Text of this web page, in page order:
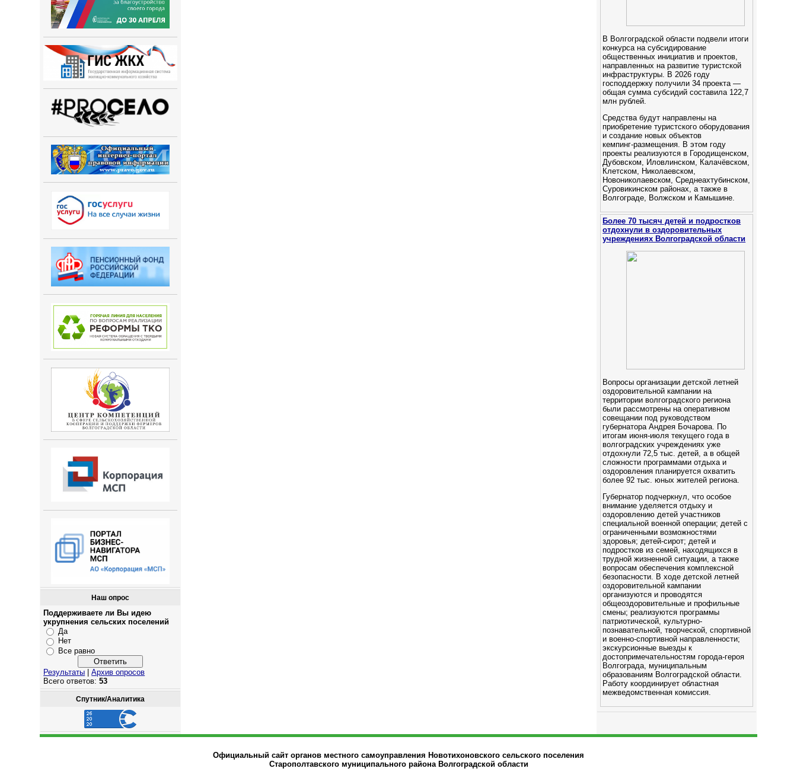
Наш опрос
Поддерживаете ли Вы идею
укрупнения сельских поселений
Да
Нет
Все равно
Результаты |Архив опросов
Всего ответов:53
Спутник/Аналитика
В Волгоградской области подвели итоги
конкурса на субсидирование
общественных инициатив и проектов,
направленных на развитие туристской
инфраструктуры. В 2026 году
господдержку получили 34 проекта —
общая сумма субсидий составила 122,7
млн рублей.
Средства будут направлены на
приобретение туристского оборудования
и создание новых объектов
кемпинг‑размещения. В этом году
проекты реализуются в Городищенском,
Дубовском, Иловлинском, Калачёвском,
Клетском, Николаевском,
Новониколаевском, Среднеахтубинском,
Суровикинском районах, а также в
Волгограде, Волжском и Камышине.
Более 70 тысяч детей и подростков
отдохнули в оздоровительных
учреждениях Волгоградской области
Вопросы организации детской летней
оздоровительной кампании на
территории волгоградского региона
были рассмотрены на оперативном
совещании под руководством
губернатора Андрея Бочарова. По
итогам июня-июля текущего года в
волгоградских учреждениях уже
отдохнули 72,5 тыс. детей, а в общей
сложности программами отдыха и
оздоровления планируется охватить
более 92 тыс. юных жителей региона.
Губернатор подчеркнул, что особое
внимание уделяется отдыху и
оздоровлению детей участников
специальной военной операции; детей с
ограниченными возможностями
здоровья; детей-сирот; детей и
подростков из семей, находящихся в
трудной жизненной ситуации, а также
вопросам обеспечения комплексной
безопасности. В ходе детской летней
оздоровительной кампании
организуются и проводятся
общеоздоровительные и профильные
смены; реализуются программы
патриотической, культурно-
познавательной, творческой, спортивной
и военно-спортивной направленности;
экскурсионные выезды к
достопримечательностям города-героя
Волгограда, муниципальным
образованиям Волгоградской области.
Работу координирует областная
межведомственная комиссия.
Официальный сайт органов местного самоуправления Новотихоновского сельского поселения
Старополтавского муниципального района Волгоградской области